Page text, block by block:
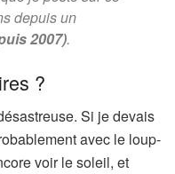
depuis un
2007).
?
Si je devais
avec le loup-
voir le soleil, et